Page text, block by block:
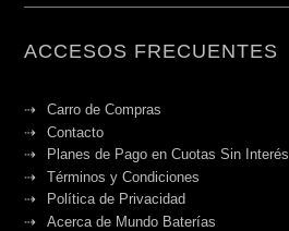
ACCESOS FRECUENTES
Carro de Compras
Contacto
Planes de Pago en Cuotas Sin Interés
Términos y Condiciones
Política de Privacidad
Acerca de Mundo Baterías